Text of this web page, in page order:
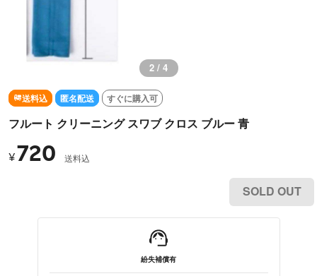
2 / 4
送料込 匿名配送 すぐに購入可
フルート クリーニング スワブ クロス ブルー 青
¥720 送料込
SOLD OUT
紛失補償有